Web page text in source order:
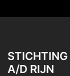
A/D RIJN